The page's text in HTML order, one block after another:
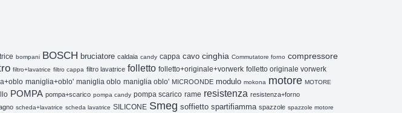
bompani BOSCH bruciatore caldaia candy cappa cavo cinghia Commutatore forno compressore
filtro+lavatrice filtro cappa filtro lavatrice folletto folletto+originale+vorwerk folletto originale vorwerk
maniglia+oblo' maniglia oblo maniglia oblo' MICROONDE modulo mokona motore MOTORE
POMPA pompa+scarico pompa candy pompa scarico rame resistenza resistenza+forno
scheda+lavatrice scheda lavatrice SILICONE Smeg soffietto spartifiamma spazzole spazzole motore